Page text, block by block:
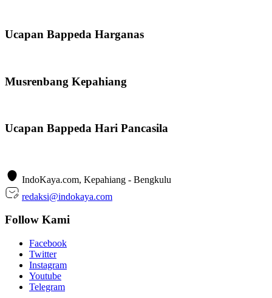
Ucapan Bappeda Harganas
Musrenbang Kepahiang
Ucapan Bappeda Hari Pancasila
IndoKaya.com, Kepahiang - Bengkulu
redaksi@indokaya.com
Follow Kami
Facebook
Twitter
Instagram
Youtube
Telegram